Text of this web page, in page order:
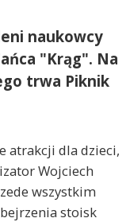
naukowcy
"Krąg". Na
trwa Piknik
atrakcji dla dzieci,
Wojciech
wszystkim
stoisk